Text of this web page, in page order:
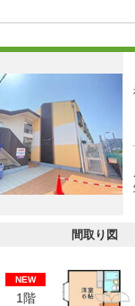
間取り図
NEW
1階